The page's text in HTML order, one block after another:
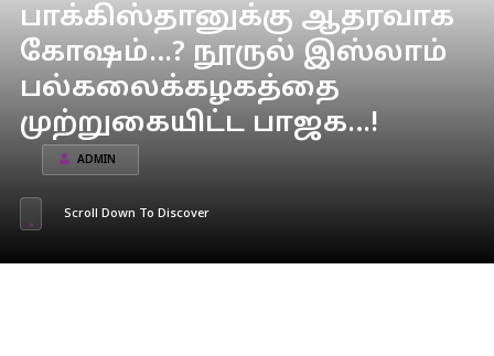
பாக்கிஸ்தானுக்கு ஆதரவாக
கோஷம்…? நூருல் இஸ்லாம்
பல்கலைக்கழகத்தை
முற்றுகையிட்ட பாஜக…!
ADMIN
Scroll Down To Discover